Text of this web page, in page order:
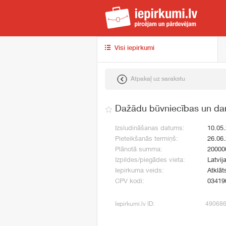
Visi iepirkumi
Atpakaļ uz sarakstu
Dažādu būvniecības un
Izsludināšanas datums:
Pieteikšanās termiņš:
Plānotā summa:
Izpildes/piegādes vieta:
Iepirkuma veids:
CPV kodi:
Iepirkumi.lv ID: